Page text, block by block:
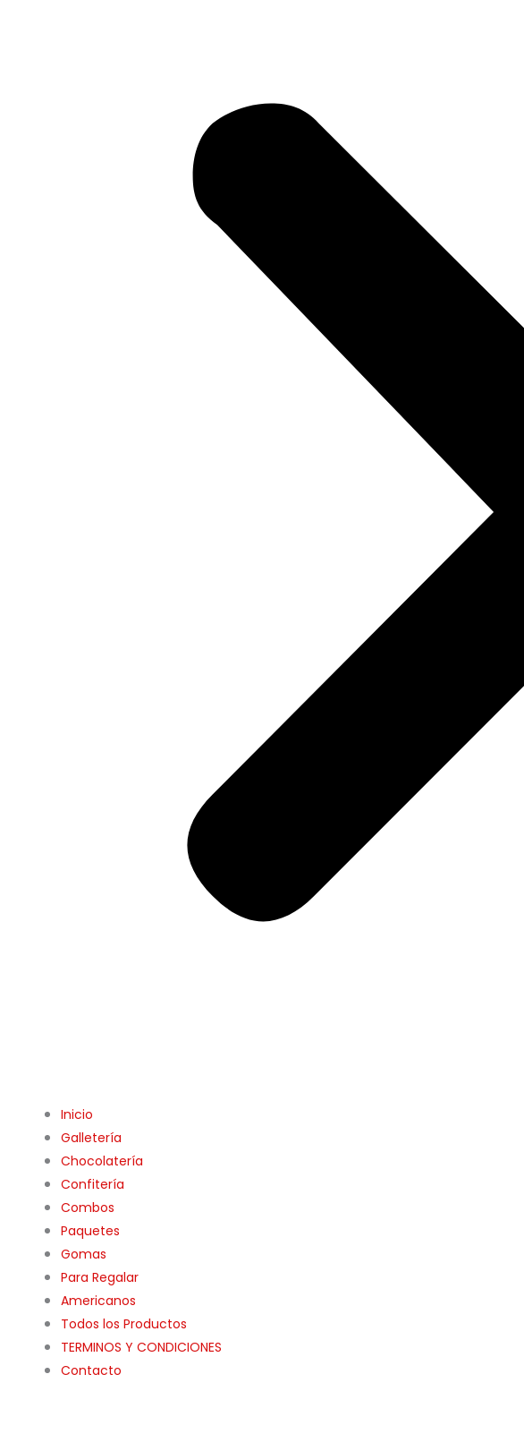
Inicio
Galletería
Chocolatería
Confitería
Combos
Paquetes
Gomas
Para Regalar
Americanos
Todos los Productos
TERMINOS Y CONDICIONES
Contacto